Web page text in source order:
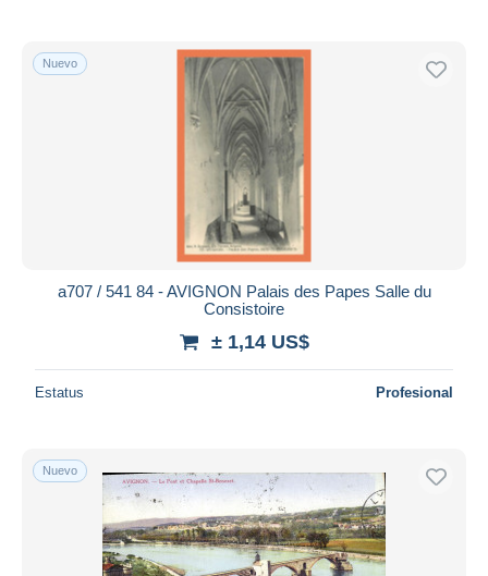
Nuevo
a707 / 541 84 - AVIGNON Palais des Papes Salle du
Consistoire
± 1,14 US$
Estatus Profesional
Nuevo